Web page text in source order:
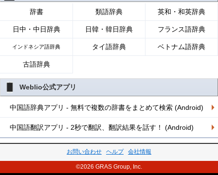
辞書 類語辞典 英和・和英辞典
日中・中日辞典 日韓・韓日辞典 フランス語辞典
インドネシア語辞典 タイ語辞典 ベトナム語辞典
古語辞典
Weblio公式アプリ
中国語辞典アプリ - 無料で複数の辞書をまとめて検索 (Android)
中国語翻訳アプリ - 2秒で翻訳、翻訳結果を話す！ (Android)
お問い合わせ ヘルプ 会社情報
©2026 GRAS Group, Inc.